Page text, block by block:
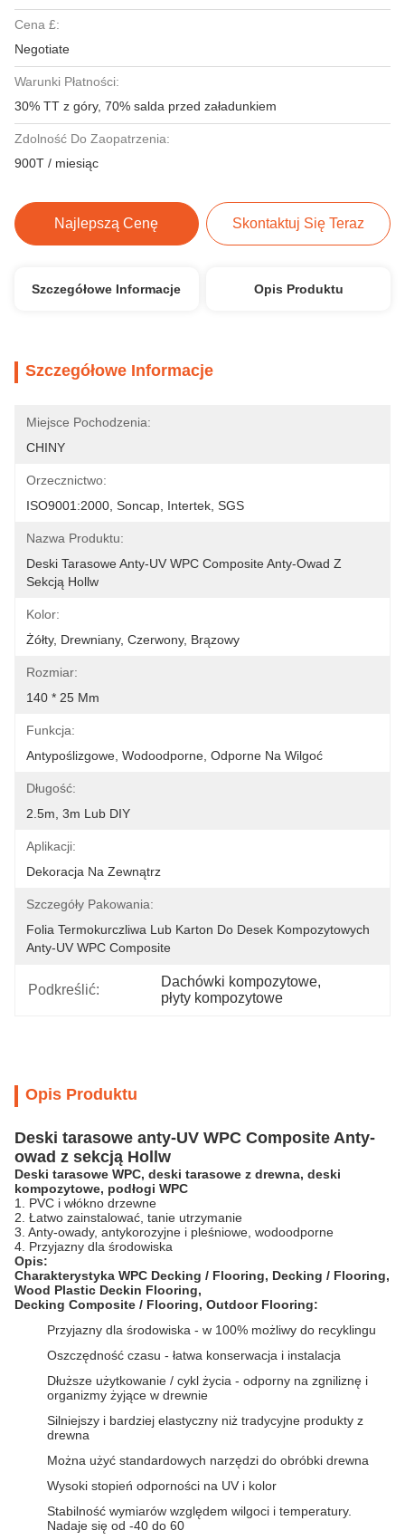
Cena £:
Negotiate
Warunki Płatności:
30% TT z góry, 70% salda przed załadunkiem
Zdolność Do Zaopatrzenia:
900T / miesiąc
Najlepszą Cenę Skontaktuj Się Teraz
Szczegółowe Informacje Opis Produktu
Szczegółowe Informacje
Miejsce Pochodzenia:
CHINY
Orzecznictwo:
ISO9001:2000, Soncap, Intertek, SGS
Nazwa Produktu:
Deski Tarasowe Anty-UV WPC Composite Anty-Owad Z
Sekcją Hollw
Kolor:
Żółty, Drewniany, Czerwony, Brązowy
Rozmiar:
140 * 25 Mm
Funkcja:
Antypoślizgowe, Wodoodporne, Odporne Na Wilgoć
Długość:
2.5m, 3m Lub DIY
Aplikacji:
Dekoracja Na Zewnątrz
Szczegóły Pakowania:
Folia Termokurczliwa Lub Karton Do Desek Kompozytowych
Anty-UV WPC Composite
Podkreślić:
Dachówki kompozytowe,
płyty kompozytowe
Opis Produktu
Deski tarasowe anty-UV WPC Composite Anty-
owad z sekcją Hollw
Deski tarasowe WPC, deski tarasowe z drewna, deski
kompozytowe, podłogi WPC
1. PVC i włókno drzewne
2. Łatwo zainstalować, tanie utrzymanie
3. Anty-owady, antykorozyjne i pleśniowe, wodoodporne
4. Przyjazny dla środowiska
Opis:
Charakterystyka WPC Decking / Flooring, Decking / Flooring,
Wood Plastic Deckin Flooring,
Decking Composite / Flooring, Outdoor Flooring:
Przyjazny dla środowiska - w 100% możliwy do recyklingu
Oszczędność czasu - łatwa konserwacja i instalacja
Dłuższe użytkowanie / cykl życia - odporny na zgniliznę i
organizmy żyjące w drewnie
Silniejszy i bardziej elastyczny niż tradycyjne produkty z
drewna
Można użyć standardowych narzędzi do obróbki drewna
Wysoki stopień odporności na UV i kolor
Stabilność wymiarów względem wilgoci i temperatury.
Nadaje się od -40 do 60